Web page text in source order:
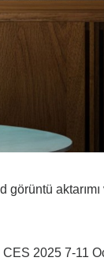
görüntü
2025 7-11